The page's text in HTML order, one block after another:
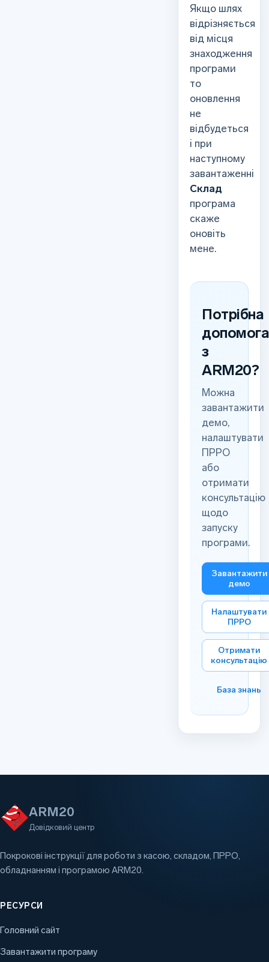
Якщо шлях
відрізняється
від місця
знаходження
програми
то
оновлення
не
відбудеться
і при
наступному
завантаженні
Склад
програма
скаже
оновіть
мене.
Потрібна
допомога
з
ARM20?
Можна
завантажити
демо,
налаштувати
ПРРО
або
отримати
консультацію
щодо
запуску
програми.
Завантажити
демо
Налаштувати
ПРРО
Отримати
консультацію
База знань
ARM20
Довідковий центр
Покрокові інструкції для роботи з касою, складом, ПРРО,
обладнанням і програмою ARM20.
РЕСУРСИ
Головний сайт
Завантажити програму